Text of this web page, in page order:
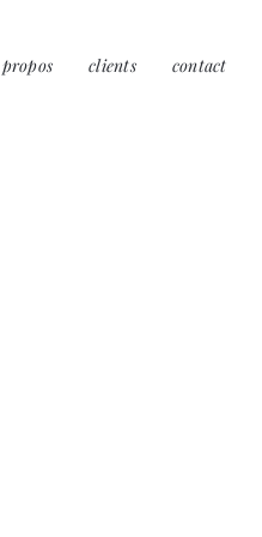
clients contact